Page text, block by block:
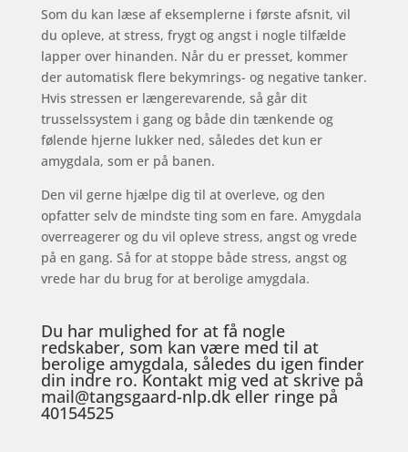
Som du kan læse af eksemplerne i første afsnit, vil
du opleve, at stress, frygt og angst i nogle tilfælde
lapper over hinanden. Når du er presset, kommer
der automatisk flere bekymrings- og negative tanker.
Hvis stressen er længerevarende, så går dit
trusselssystem i gang og både din tænkende og
følende hjerne lukker ned, således det kun er
amygdala, som er på banen.
Den vil gerne hjælpe dig til at overleve, og den
opfatter selv de mindste ting som en fare. Amygdala
overreagerer og du vil opleve stress, angst og vrede
på en gang. Så for at stoppe både stress, angst og
vrede har du brug for at berolige amygdala.
Du har mulighed for at få nogle
redskaber, som kan være med til at
berolige amygdala, således du igen finder
din indre ro. Kontakt mig ved at skrive på
mail@tangsgaard-nlp.dk eller ringe på
40154525